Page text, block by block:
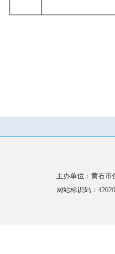
主办单位：黄石市
网站标识码：